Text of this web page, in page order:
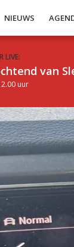
NIEUWS
LIVE:
van
uur